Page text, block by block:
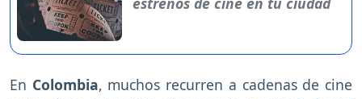
En Colombia, muchos recurren a cadenas de cine